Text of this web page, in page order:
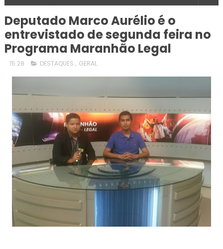
Deputado Marco Aurélio é o
entrevistado de segunda feira no
Programa Maranhão Legal
15:28 DESTAQUES., GERAL